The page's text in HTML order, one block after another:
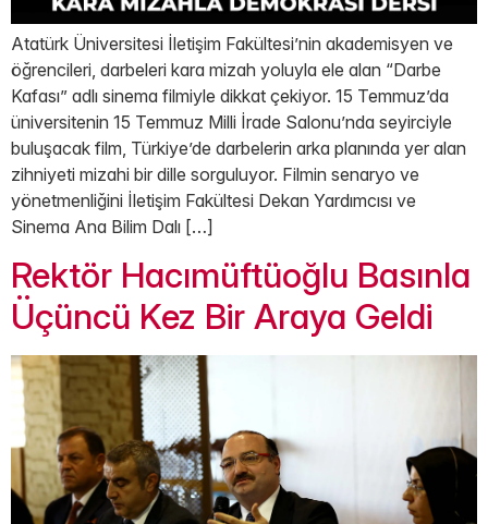
Atatürk Üniversitesi İletişim Fakültesi’nin akademisyen ve
öğrencileri, darbeleri kara mizah yoluyla ele alan “Darbe
Kafası” adlı sinema filmiyle dikkat çekiyor. 15 Temmuz’da
üniversitenin 15 Temmuz Milli İrade Salonu’nda seyirciyle
buluşacak film, Türkiye’de darbelerin arka planında yer alan
zihniyeti mizahi bir dille sorguluyor. Filmin senaryo ve
yönetmenliğini İletişim Fakültesi Dekan Yardımcısı ve
Sinema Ana Bilim Dalı […]
Rektör Hacımüftüoğlu Basınla
Üçüncü Kez Bir Araya Geldi